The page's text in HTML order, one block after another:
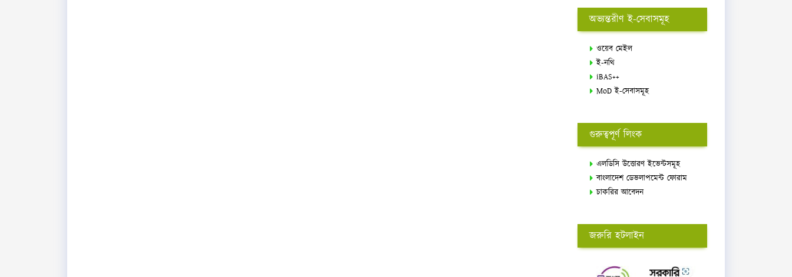
অভ্যন্তরীণ ই-সেবাসমূহ
ওয়েব মেইল
ই-নথি
iBAS++
MoD ই-সেবাসমূহ
গুরুত্বপূর্ণ লিংক
এলডিসি উত্তোরণ ইভেন্টসমূহ
বাংলাদেশ ডেভলাপমেন্ট ফোরাম
চাকরির আবেদন
জরুরি হটলাইন